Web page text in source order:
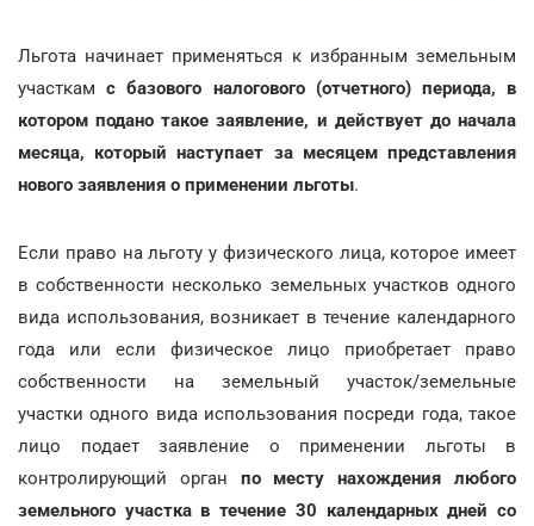
Льгота начинает применяться к избранным земельным
участкамс базового налогового (отчетного) периода, в
котором подано такое заявление, и действует до начала
месяца, который наступает за месяцем представления
нового заявления о применении льготы.
Если право на льготу у физического лица, которое имеет
в собственности несколько земельных участков одного
вида использования, возникает в течение календарного
года или если физическое лицо приобретает право
собственности на земельный участок/земельные
участки одного вида использования посреди года, такое
лицо подает заявление о применении льготы в
контролирующий орган по месту нахождения любого
земельного участка в течение 30 календарных дней со